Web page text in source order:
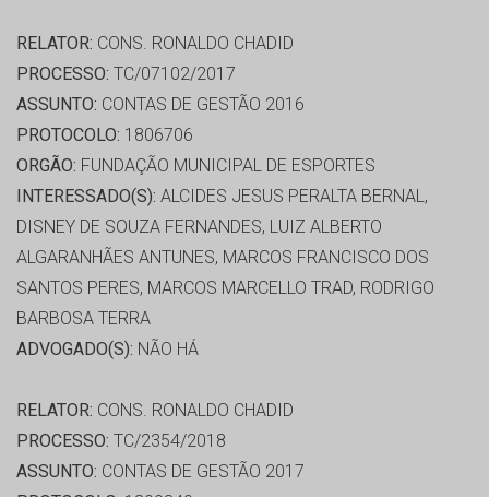
RELATOR: CONS. RONALDO CHADID
PROCESSO: TC/07102/2017
ASSUNTO: CONTAS DE GESTÃO 2016
PROTOCOLO: 1806706
ORGÃO: FUNDAÇÃO MUNICIPAL DE ESPORTES
INTERESSADO(S): ALCIDES JESUS PERALTA BERNAL,
DISNEY DE SOUZA FERNANDES, LUIZ ALBERTO
ALGARANHÃES ANTUNES, MARCOS FRANCISCO DOS
SANTOS PERES, MARCOS MARCELLO TRAD, RODRIGO
BARBOSA TERRA
ADVOGADO(S): NÃO HÁ
RELATOR: CONS. RONALDO CHADID
PROCESSO: TC/2354/2018
ASSUNTO: CONTAS DE GESTÃO 2017